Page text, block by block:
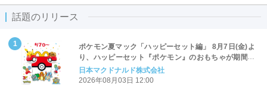
話題のリリース
ポケモン夏マック「ハッピーセット編」 8月7日(金)よ
り、ハッピーセット『ポケモン』のおもちゃが期間限
定登場
日本マクドナルド株式会社
2026年08月03日 12:00